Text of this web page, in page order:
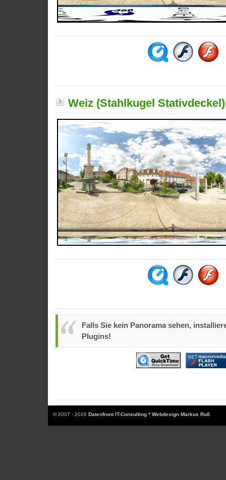
Weiz (Stahlkugel Stativdeckel)
Falls Sie kein Panorama sehen,
Plugins!
© 2007 - 2026 Datenfront IT-Consulting * Webdesign Markus Ruß